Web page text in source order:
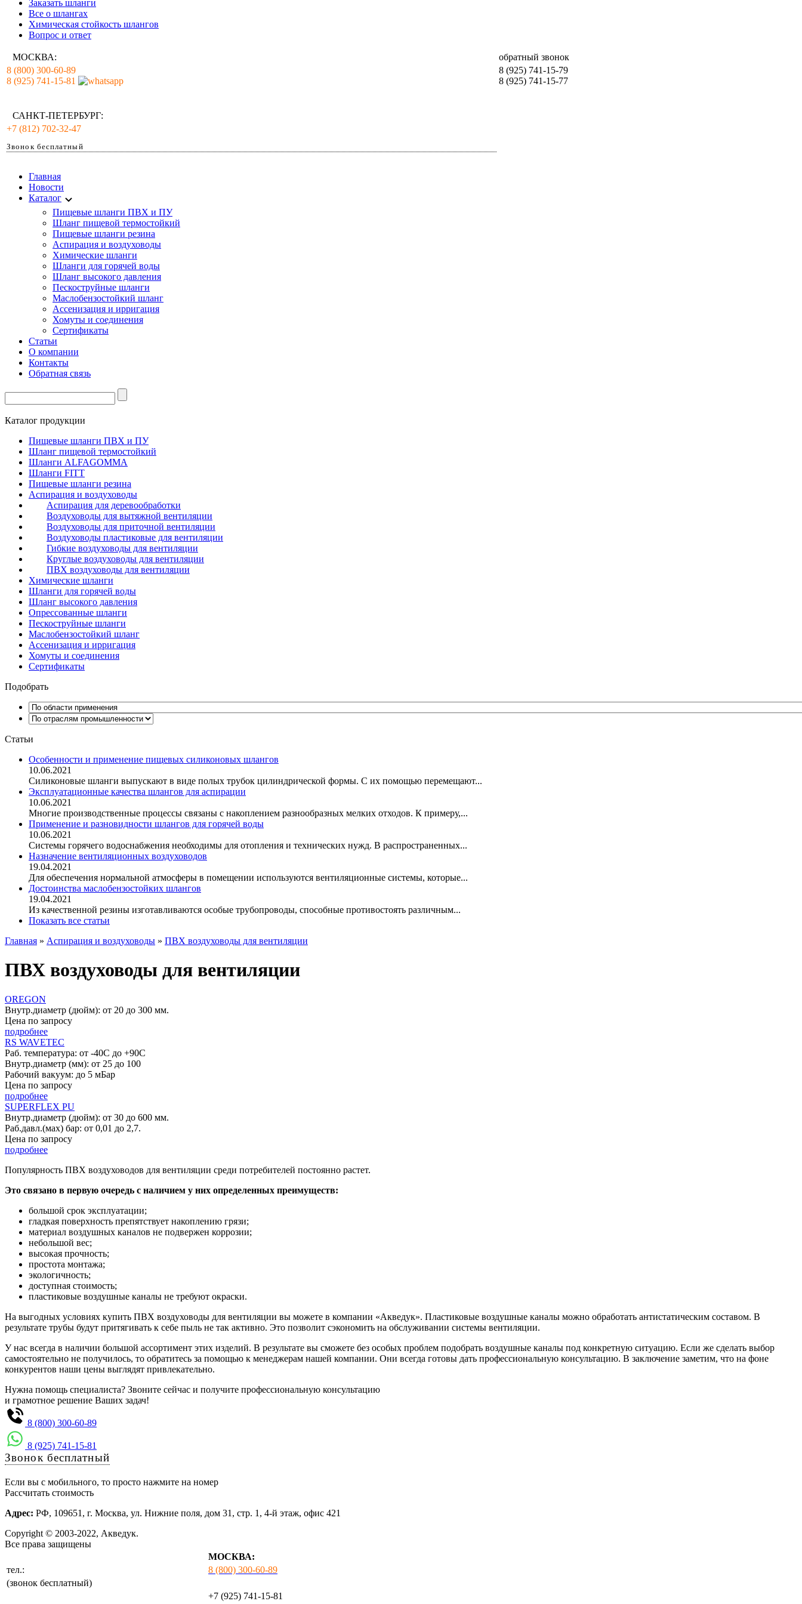
Заказать шланги
Все о шлангах
Химическая стойкость шлангов
Вопрос и ответ
МОСКВА:
обратный звонок
8 (800) 300-60-89
8 (925) 741-15-81
8 (925) 741-15-79
8 (925) 741-15-77
САНКТ-ПЕТЕРБУРГ:
+7 (812) 702-32-47
Звонок бесплатный
Главная
Новости
Каталог
Пищевые шланги ПВХ и ПУ
Шланг пищевой термостойкий
Пищевые шланги резина
Аспирация и воздуховоды
Химические шланги
Шланги для горячей воды
Шланг высокого давления
Пескоструйные шланги
Маслобензостойкий шланг
Ассенизация и ирригация
Хомуты и соединения
Сертификаты
Статьи
О компании
Контакты
Обратная связь
Каталог продукции
Пищевые шланги ПВХ и ПУ
Шланг пищевой термостойкий
Шланги ALFAGOMMA
Шланги FITT
Пищевые шланги резина
Аспирация и воздуховоды
Аспирация для деревообработки
Воздуховоды для вытяжной вентиляции
Воздуховоды для приточной вентиляции
Воздуховоды пластиковые для вентиляции
Гибкие воздуховоды для вентиляции
Круглые воздуховоды для вентиляции
ПВХ воздуховоды для вентиляции
Химические шланги
Шланги для горячей воды
Шланг высокого давления
Опрессованные шланги
Пескоструйные шланги
Маслобензостойкий шланг
Ассенизация и ирригация
Хомуты и соединения
Сертификаты
Подобрать
Статьи
Особенности и применение пищевых силиконовых шлангов
10.06.2021
Силиконовые шланги выпускают в виде полых трубок цилиндрической формы. С их помощью перемещают...
Эксплуатационные качества шлангов для аспирации
10.06.2021
Многие производственные процессы связаны с накоплением разнообразных мелких отходов. К примеру,...
Применение и разновидности шлангов для горячей воды
10.06.2021
Системы горячего водоснабжения необходимы для отопления и технических нужд. В распространенных...
Назначение вентиляционных воздуховодов
19.04.2021
Для обеспечения нормальной атмосферы в помещении используются вентиляционные системы, которые...
Достоинства маслобензостойких шлангов
19.04.2021
Из качественной резины изготавливаются особые трубопроводы, способные противостоять различным...
Показать все статьи
Главная » Аспирация и воздуховоды » ПВХ воздуховоды для вентиляции
ПВХ воздуховоды для вентиляции
OREGON
Внутр.диаметр (дюйм): от 20 до 300 мм.
Цена по запросу
подробнее
RS WAVETEC
Раб. температура: от -40С до +90С
Внутр.диаметр (мм): от 25 до 100
Рабочий вакуум: до 5 мБар
Цена по запросу
подробнее
SUPERFLEX PU
Внутр.диаметр (дюйм): от 30 до 600 мм.
Раб.давл.(мах) бар: от 0,01 до 2,7.
Цена по запросу
подробнее
Популярность ПВХ воздуховодов для вентиляции среди потребителей постоянно растет.
Это связано в первую очередь с наличием у них определенных преимуществ:
большой срок эксплуатации;
гладкая поверхность препятствует накоплению грязи;
материал воздушных каналов не подвержен коррозии;
небольшой вес;
высокая прочность;
простота монтажа;
экологичность;
доступная стоимость;
пластиковые воздушные каналы не требуют окраски.
На выгодных условиях купить ПВХ воздуховоды для вентиляции вы можете в компании «Акведук». Пластиковые воздушные каналы можно обработать антистатическим составом. В
результате трубы будут притягивать к себе пыль не так активно. Это позволит сэкономить на обслуживании системы вентиляции.
У нас всегда в наличии большой ассортимент этих изделий. В результате вы сможете без особых проблем подобрать воздушные каналы под конкретную ситуацию. Если же сделать выбор
самостоятельно не получилось, то обратитесь за помощью к менеджерам нашей компании. Они всегда готовы дать профессиональную консультацию. В заключение заметим, что на фоне
конкурентов наши цены выглядят привлекательно.
Нужна помощь специалиста? Звоните сейчас и получите профессиональную консультацию
и грамотное решение Ваших задач!
8 (800) 300-60-89
8 (925) 741-15-81
Звонок бесплатный
Если вы с мобильного, то просто нажмите на номер
Рассчитать стоимость
Адрес: РФ, 109651, г. Москва, ул. Нижние поля, дом 31, стр. 1, 4-й этаж, офис 421
Copyright © 2003-2022, Акведук.
Все права защищены
МОСКВА:
тел.:
8 (800) 300-60-89
(звонок бесплатный)
+7 (925) 741-15-81